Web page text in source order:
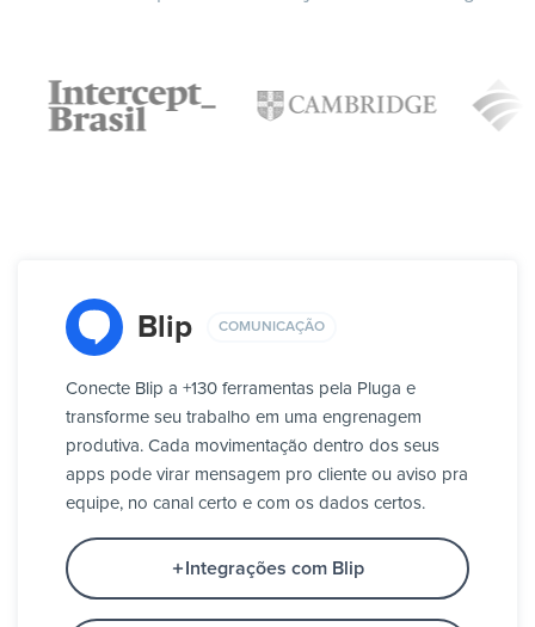
Blip COMUNICAÇÃO
Conecte Blip a +130 ferramentas pela Pluga e
transforme seu trabalho em uma engrenagem
produtiva. Cada movimentação dentro dos seus
apps pode virar mensagem pro cliente ou aviso pra
equipe, no canal certo e com os dados certos.
Integrações com Blip